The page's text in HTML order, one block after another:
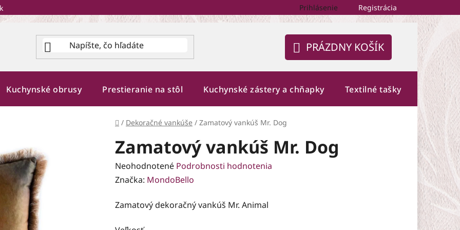
Prihlásenie Registrácia
NÁKUPNÝ
KOŠÍK
PRÁZDNY KOŠÍK
Kuchynské obrusy Prestieranie na stôl Kuchynské zástery a chňapky Textilné tašky
Domov
/ Dekoračné vankúše / Zamatový vankúš Mr. Dog
Zamatový vankúš Mr. Dog
Priemerné
hodnotenie
je
Neohodnotené Podrobnosti hodnotenia
Značka: MondoBello
Zamatový dekoračný vankúš Mr. Animal